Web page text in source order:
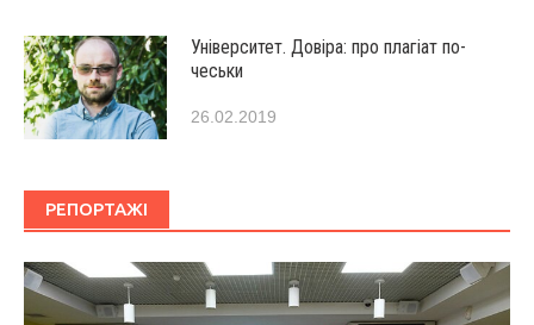
Університет. Довіра: про плагіат по-
чеськи
26.02.2019
РЕПОРТАЖІ